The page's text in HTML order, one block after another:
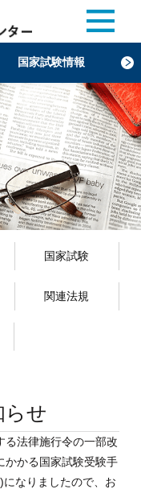
国家試験情報
国家試験
関連法規
らせ
る法律施行令の一部改
かかる国家試験受験手
なりましたので、お